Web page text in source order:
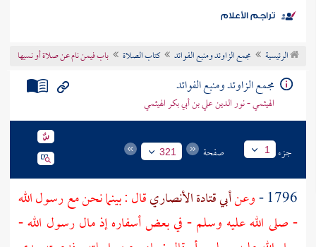
موضوعي
تراجم الأعلام
الرئيسية مجمع الزاوئد ومنبع الفوائد كتاب الصلاة باب فيمن نام عن صلاة أو نسيها
مجمع الزاوئد ومنبع الفوائد
الهيثمي - نور الدين علي بن أبي بكر الهيثمي
جزء 1 صفحة 321
1796 - وعنأبي قتادة الأنصاريقال : بينما نحن مع رسول الله
- صلى الله عليه وسلم - في بعض أسفاره إذ مال رسول الله -